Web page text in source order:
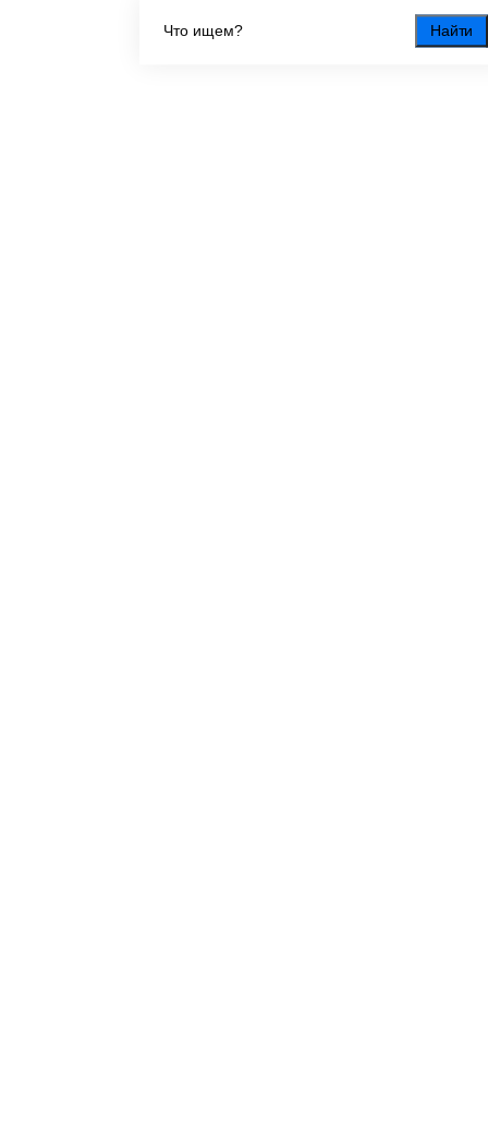
Найти